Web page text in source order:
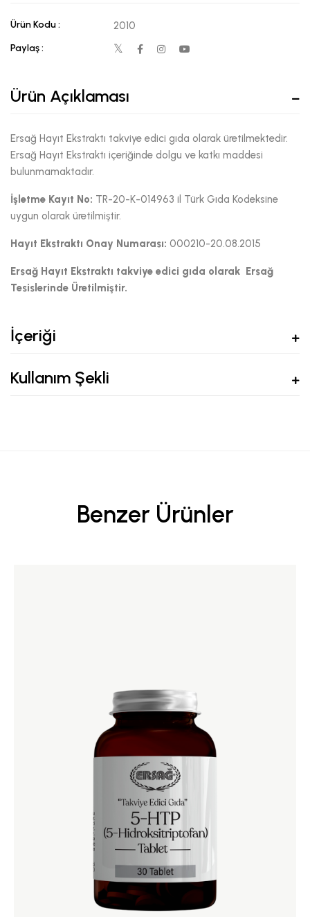
Ürün Kodu : 2010
Paylaş :
Ürün Açıklaması
Ersağ Hayıt Ekstraktı takviye edici gıda olarak üretilmektedir.
Ersağ Hayıt Ekstraktı içeriğinde dolgu ve katkı maddesi
bulunmamaktadır.
İşletme Kayıt No: TR-20-K-014963 il Türk Gıda Kodeksine
uygun olarak üretilmiştir.
Hayıt Ekstraktı Onay Numarası: 000210-20.08.2015
Ersağ Hayıt Ekstraktı takviye edici gıda olarak Ersağ
Tesislerinde Üretilmiştir.
İçeriği
Kullanım Şekli
Benzer Ürünler